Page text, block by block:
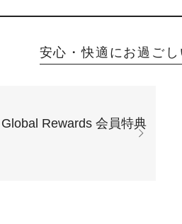
安心・快適にお過ご
Rewards 会員特典